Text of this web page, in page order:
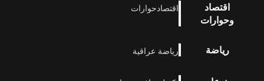
اقتصاد
وحوارات
اقتصادحوارات
رياضة رياضة عراقية